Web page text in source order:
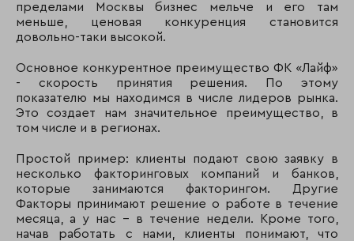
пределами Москвы бизнес мельче и его там
меньше, ценовая конкуренция становится
довольно-таки высокой.
Основное конкурентное преимущество ФК «Лайф»
- скорость принятия решения. По этому
показателю мы находимся в числе лидеров рынка.
Это создает нам значительное преимущество, в
том числе и в регионах.
Простой пример: клиенты подают свою заявку в
несколько факторинговых компаний и банков,
которые занимаются факторингом. Другие
Факторы принимают решение о работе в течение
месяца, а у нас – в течение недели. Кроме того,
начав работать с нами, клиенты понимают, что